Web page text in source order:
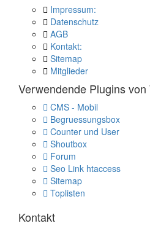
Impressum:
Datenschutz
AGB
Kontakt:
Sitemap
Mitglieder
Verwendende Plugins von
CMS - Mobil
Begruessungsbox
Counter und User
Shoutbox
Forum
Seo Link htaccess
Sitemap
Toplisten
Kontakt